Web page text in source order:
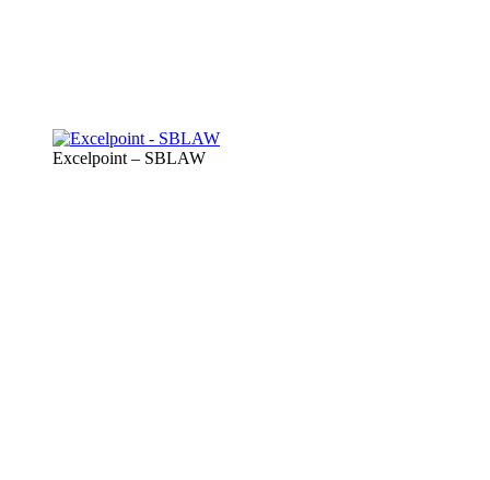
Excelpoint – SBLAW